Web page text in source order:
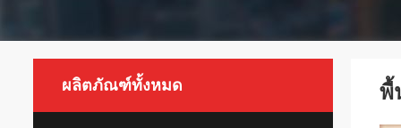
ผลิตภัณฑ์ทั้งหมด พื้